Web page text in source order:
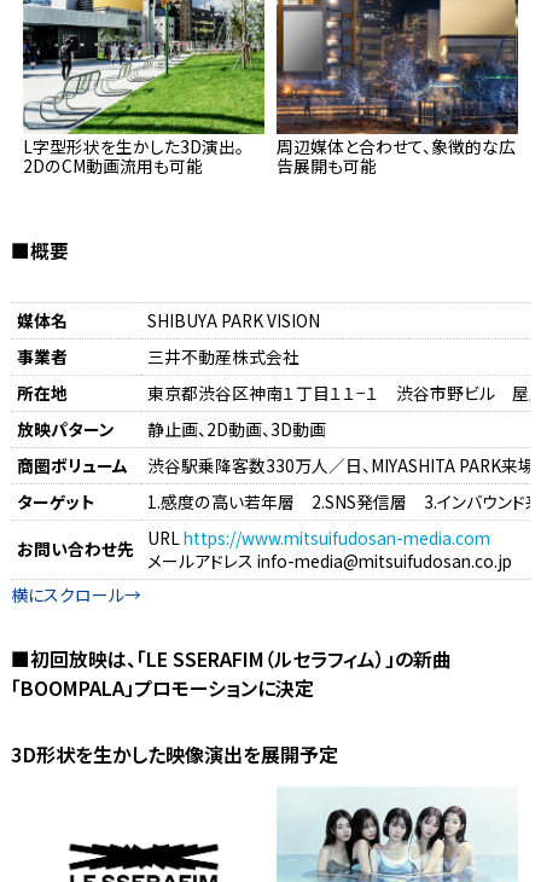
L字型形状を生かした3D演出。
2DのCM動画流用も可能
周辺媒体と合わせて、象徴的な広
告展開も可能
■概要
媒体名
SHIBUYA PARK VISION
事業者
三井不動産株式会社
所在地
東京都渋谷区神南１丁目１１−１ 渋谷市野ビル 屋
放映パターン
静止画、2D動画、3D動画
商圏ボリューム
渋谷駅乗降客数330万人／日、MIYASHITA PARK来
ターゲット
1.感度の高い若年層 2.SNS発信層 3.インバウンド
お問い合わせ先
URL https://www.mitsuifudosan-media.com
メールアドレス info-media@mitsuifudosan.co.jp
■初回放映は、「LE SSERAFIM（ルセラフィム）」の新曲
「BOOMPALA」プロモーションに決定
3D形状を生かした映像演出を展開予定